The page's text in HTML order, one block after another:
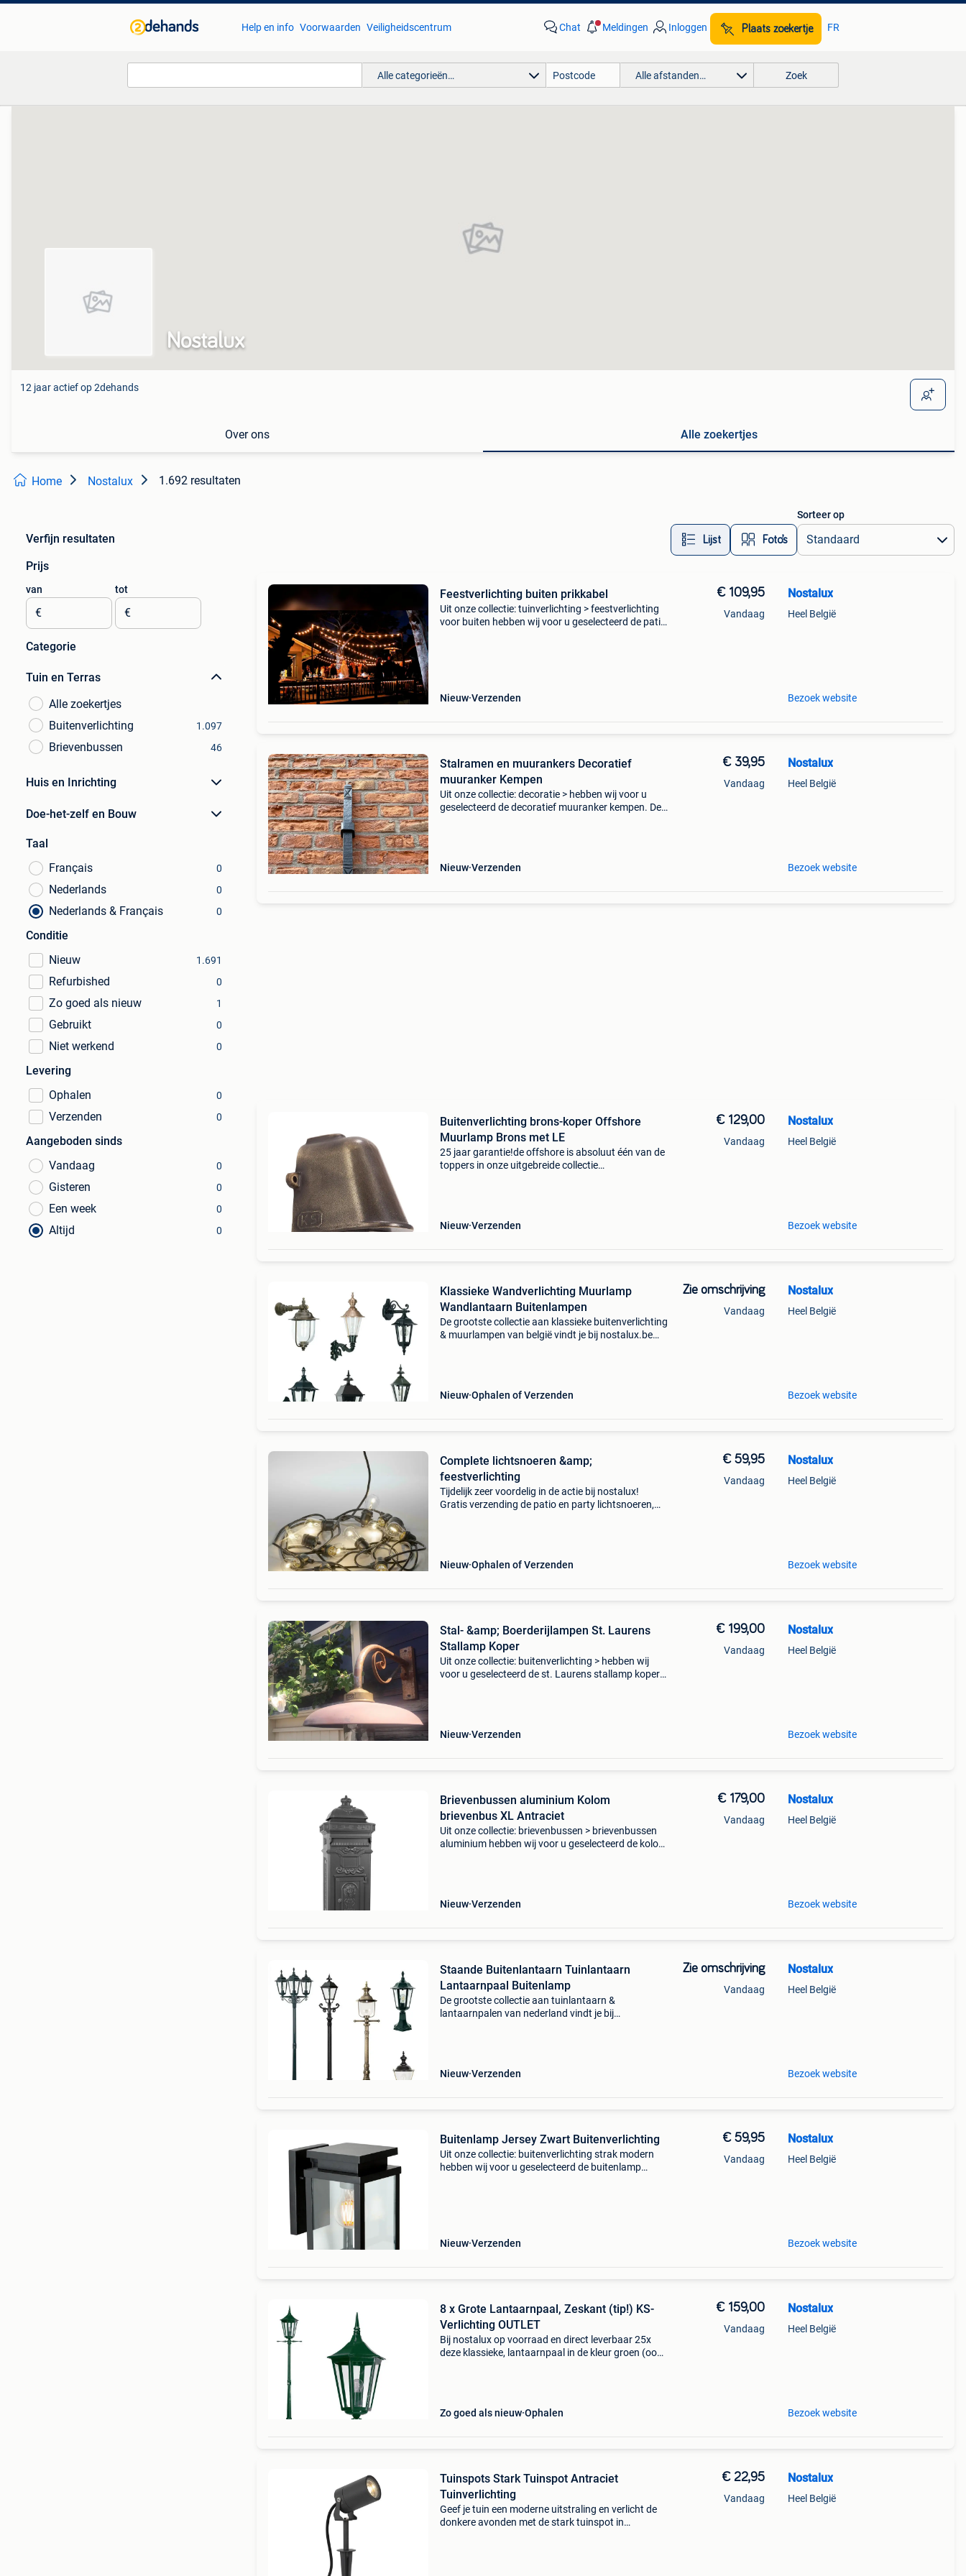
Help en info Voorwaarden Veiligheidscentrum Chat Meldingen Inloggen Plaats zoekertje FR
Alle categorieën… Alle afstanden… Zoek
Van deze adverteerder
Nostalux
12 jaar actief op 2dehands
Over ons Alle zoekertjes
Home Nostalux 1.692 resultaten
Verfijn resultaten
Prijs
van
€
tot
€
Categorie
Tuin en Terras
Alle zoekertjes
Buitenverlichting
1.097
Brievenbussen 46
Huis en Inrichting
Doe-het-zelf en Bouw
Taal
Français
0
Nederlands 0
Nederlands & Français 0
Conditie
Nieuw
1.691
Refurbished 0
Zo goed als nieuw 1
Gebruikt 0
Niet werkend 0
Levering
Ophalen
0
Verzenden 0
Aangeboden sinds
Vandaag
0
Gisteren 0
Een week 0
Altijd 0
Lijst Foto’s
Sorteer op
Feestverlichting buiten prikkabel
Uit onze collectie: tuinverlichting > feestverlichting
voor buiten hebben wij voor u geselecteerd de patio
Nieuw Verzenden
€ 109,95
Vandaag
Nostalux
Heel België
Bezoek website
Stalramen en muurankers Decoratief
muuranker Kempen
Uit onze collectie: decoratie > hebben wij voor u
geselecteerd de decoratief muuranker kempen. De
Nieuw Verzenden
€ 39,95
Vandaag
Nostalux
Heel België
Bezoek website
Buitenverlichting brons-koper Offshore
Muurlamp Brons met LE
25 jaar garantie!de offshore is absoluut één van de
toppers in onze uitgebreide collectie
Nieuw Verzenden
€ 129,00
Vandaag
Nostalux
Heel België
Bezoek website
Klassieke Wandverlichting Muurlamp
Wandlantaarn Buitenlampen
De grootste collectie aan klassieke buitenverlichting
& muurlampen van belgië vindt je bij nostalux.be
Nieuw Ophalen of Verzenden
Zie omschrijving
Vandaag
Nostalux
Heel België
Bezoek website
Complete lichtsnoeren &amp;
feestverlichting
Tijdelijk zeer voordelig in de actie bij nostalux!
Gratis verzending de patio en party lichtsnoeren,
Nieuw Ophalen of Verzenden
€ 59,95
Vandaag
Nostalux
Heel België
Bezoek website
Stal- &amp; Boerderijlampen St. Laurens
Stallamp Koper
Uit onze collectie: buitenverlichting > hebben wij
voor u geselecteerd de st. Laurens stallamp koper.
Nieuw Verzenden
€ 199,00
Vandaag
Nostalux
Heel België
Bezoek website
Brievenbussen aluminium Kolom
brievenbus XL Antraciet
Uit onze collectie: brievenbussen > brievenbussen
aluminium hebben wij voor u geselecteerd de kolom
Nieuw Verzenden
€ 179,00
Vandaag
Nostalux
Heel België
Bezoek website
Staande Buitenlantaarn Tuinlantaarn
Lantaarnpaal Buitenlamp
De grootste collectie aan tuinlantaarn &
lantaarnpalen van nederland vindt je bij
Nieuw Verzenden
Zie omschrijving
Vandaag
Nostalux
Heel België
Bezoek website
Buitenlamp Jersey Zwart Buitenverlichting
Uit onze collectie: buitenverlichting strak modern
hebben wij voor u geselecteerd de buitenlamp
Nieuw Verzenden
€ 59,95
Vandaag
Nostalux
Heel België
Bezoek website
8 x Grote Lantaarnpaal, Zeskant (tip!) KS-
Verlichting OUTLET
Bij nostalux op voorraad en direct leverbaar 25x
deze klassieke, lantaarnpaal in de kleur groen (ook
Zo goed als nieuw Ophalen
€ 159,00
Vandaag
Nostalux
Heel België
Bezoek website
Tuinspots Stark Tuinspot Antraciet
Tuinverlichting
Geef je tuin een moderne uitstraling en verlicht de
donkere avonden met de stark tuinspot in
€ 22,95
Vandaag
Nostalux
Heel België